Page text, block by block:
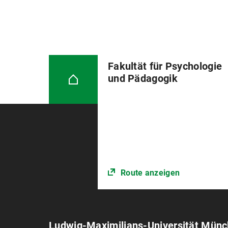
Fakultät für Psychologie
und Pädagogik
Route anzeigen
Ludwig-Maximilians-Universität